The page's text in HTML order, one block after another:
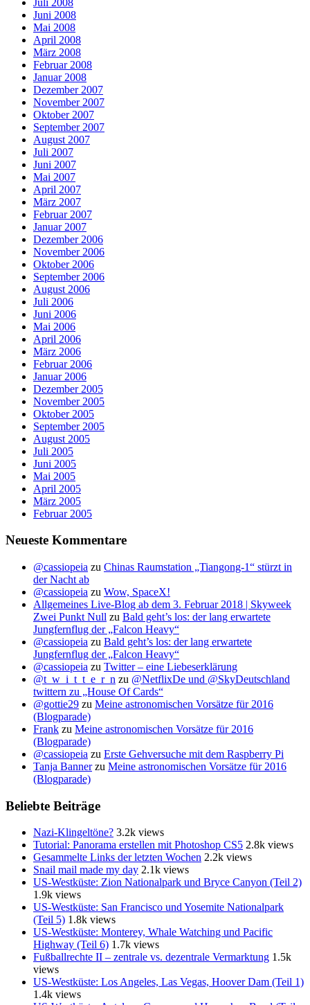
Juni 2008
Mai 2008
April 2008
März 2008
Februar 2008
Januar 2008
Dezember 2007
November 2007
Oktober 2007
September 2007
August 2007
Juli 2007
Juni 2007
Mai 2007
April 2007
März 2007
Februar 2007
Januar 2007
Dezember 2006
November 2006
Oktober 2006
September 2006
August 2006
Juli 2006
Juni 2006
Mai 2006
April 2006
März 2006
Februar 2006
Januar 2006
Dezember 2005
November 2005
Oktober 2005
September 2005
August 2005
Juli 2005
Juni 2005
Mai 2005
April 2005
März 2005
Februar 2005
Neueste Kommentare
@cassiopeia zu Chinas Raumstation „Tiangong-1“ stürzt in
der Nacht ab
@cassiopeia zu Wow, SpaceX!
Allgemeines Live-Blog ab dem 3. Februar 2018 | Skyweek
Zwei Punkt Null zu Bald geht’s los: der lang erwartete
Jungfernflug der „Falcon Heavy“
@cassiopeia zu Bald geht’s los: der lang erwartete
Jungfernflug der „Falcon Heavy“
@cassiopeia zu Twitter – eine Liebeserklärung
@t_w_i_t_t_e_r_n zu @NetflixDe und @SkyDeutschland
twittern zu „House Of Cards“
@gottie29 zu Meine astronomischen Vorsätze für 2016
(Blogparade)
Frank zu Meine astronomischen Vorsätze für 2016
(Blogparade)
@cassiopeia zu Erste Gehversuche mit dem Raspberry Pi
Tanja Bannerzu Meine astronomischen Vorsätze für 2016
(Blogparade)
Beliebte Beiträge
Nazi-Klingeltöne? 3.2k views
Tutorial: Panorama erstellen mit Photoshop CS5 2.8k views
Gesammelte Links der letzten Wochen 2.2k views
Snail mail made my day 2.1k views
US-Westküste: Zion Nationalpark und Bryce Canyon (Teil 2)
1.9k views
US-Westküste: San Francisco und Yosemite Nationalpark
(Teil 5) 1.8k views
US-Westküste: Monterey, Whale Watching und Pacific
Highway (Teil 6) 1.7k views
Fußballrechte II – zentrale vs. dezentrale Vermarktung 1.5k
views
US-Westküste: Los Angeles, Las Vegas, Hoover Dam (Teil 1)
1.4k views